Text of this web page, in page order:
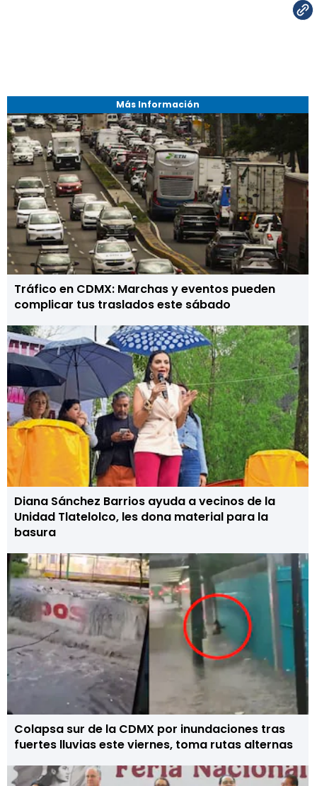
Más Información
Tráfico en CDMX: Marchas y eventos pueden
complicar tus traslados este sábado
Diana Sánchez Barrios ayuda a vecinos de la
Unidad Tlatelolco, les dona material para la
basura
Colapsa sur de la CDMX por inundaciones tras
fuertes lluvias este viernes, toma rutas alternas